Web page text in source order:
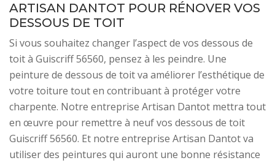
ARTISAN DANTOT POUR RÉNOVER VOS
DESSOUS DE TOIT
Si vous souhaitez changer l’aspect de vos dessous de
toit à Guiscriff 56560, pensez à les peindre. Une
peinture de dessous de toit va améliorer l’esthétique de
votre toiture tout en contribuant à protéger votre
charpente. Notre entreprise Artisan Dantot mettra tout
en œuvre pour remettre à neuf vos dessous de toit
Guiscriff 56560. Et notre entreprise Artisan Dantot va
utiliser des peintures qui auront une bonne résistance